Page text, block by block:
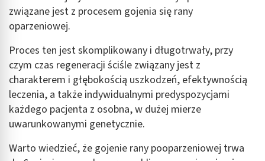
związane jest z procesem gojenia się rany
oparzeniowej.
Proces ten jest skomplikowany i długotrwały, przy
czym czas regeneracji ściśle związany jest z
charakterem i głębokością uszkodzeń, efektywnością
leczenia, a także indywidualnymi predyspozycjami
każdego pacjenta z osobna, w dużej mierze
uwarunkowanymi genetycznie.
Warto wiedzieć, że gojenie rany pooparzeniowej trwa